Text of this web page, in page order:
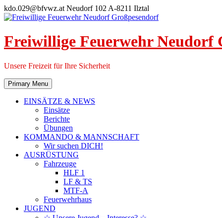
Skip
to
kdo.029@bfvwz.at Neudorf 102 A-8211 Ilztal
Freiwillige Feuerwehr Neudorf
Unsere Freizeit für Ihre Sicherheit
Primary Menu
EINSÄTZE & NEWS
Einsätze
Berichte
Übungen
KOMMANDO & MANNSCHAFT
Wir suchen DICH!
AUSRÜSTUNG
Fahrzeuge
HLF 1
LF & TS
MTF-A
Feuerwehrhaus
JUGEND